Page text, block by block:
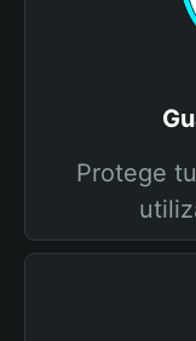
Protege